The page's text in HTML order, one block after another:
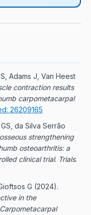
Adams J, Van Heest
contraction results
carpometacarpal
26209165
da Silva Serrão
strengthening
osteoarthritis: a
clinical trial. Trials.
G (2024).
in the